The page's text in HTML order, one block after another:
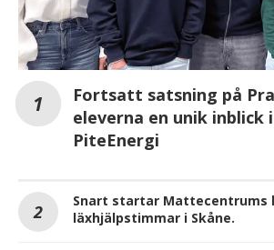
Fortsatt satsning på
eleverna en unik inblick
PiteEnergi
Snart startar Mattecentrums
läxhjälpstimmar i Skåne.